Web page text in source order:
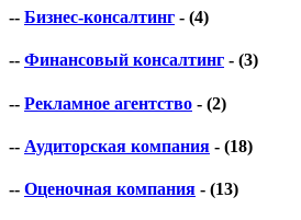
-- Бизнес-консалтинг - (4)
-- Финансовый консалтинг - (3)
-- Рекламное агентство - (2)
-- Аудиторская компания - (18)
-- Оценочная компания - (13)